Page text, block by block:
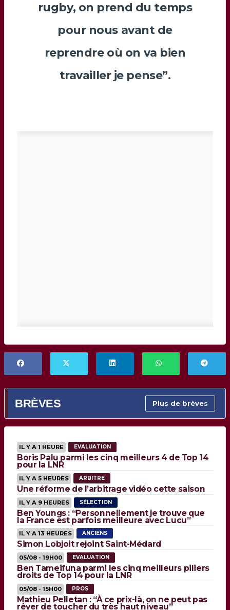
rugby, on prend du temps
pour nous avant de
reprendre où on va bien
travailler je pense”.
BRÈVES Plus de brèves
IL Y A 1 HEURE EVALUATION
Boris Palu parmi les cinq meilleurs 4 de Top 14
pour la LNR
IL Y A 5 HEURES ARBITRE
Une réforme de l’arbitrage vidéo cette saison
IL Y A 9 HEURES SÉLECTION
Ben Youngs : “Personnellement je trouve que
la France est parfois meilleure avec Lucu”
IL Y A 13 HEURES ANCIENS
Simon Lobjoit rejoint Saint-Médard
05/08 - 19H00 EVALUATION
Ben Tameifuna parmi les cinq meilleurs piliers
droits de Top 14 pour la LNR
05/08 - 15H00 PROS
Mathieu Pelletan : “À ce prix-là, on ne peut pas
rêver de toucher du très haut niveau”